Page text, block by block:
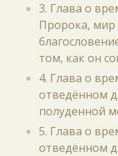
3. Глава о
Пророка, мир
том, как он
4. Глава о
отведённом
полуденной
5. Глава о
отведённом